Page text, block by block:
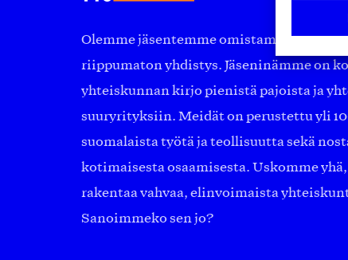
Olemme jäsentemme omistama
riippumaton yhdistys. Jäseninämme on
yhteiskunnan kirjo pienistä pajoista ja
suuryrityksiin. Meidät on perustettu yli
suomalaista työtä ja teollisuutta sekä
kotimaisesta osaamisesta. Uskomme
rakentaa vahvaa, elinvoimaista
Sanoimmeko sen jo?